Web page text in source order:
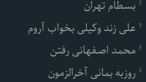
بسطام تهران
علی زند وکیلی بخواب آروم
محمد اصفهانی رفتن
روزبه بمانی آخرالزمون